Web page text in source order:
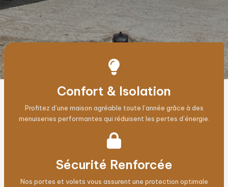
Confort & Isolation
Profitez d’une maison agréable toute l’année grâce à des
menuiseries performantes qui réduisent les pertes d’énergie.
Sécurité Renforcée
Nos portes et volets vous assurent une protection optimale